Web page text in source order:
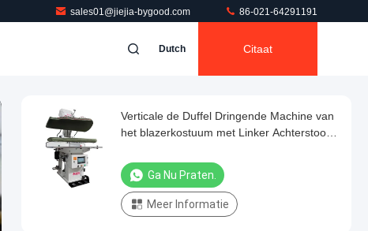
sales01@jiejia-bygood.com 86-021-64291191
Dutch Citaat
Verticale de Duffel Dringende Machine van
het blazerkostuum met Linker Achterstoom
Ga Nu Praten.
Meer Informatie